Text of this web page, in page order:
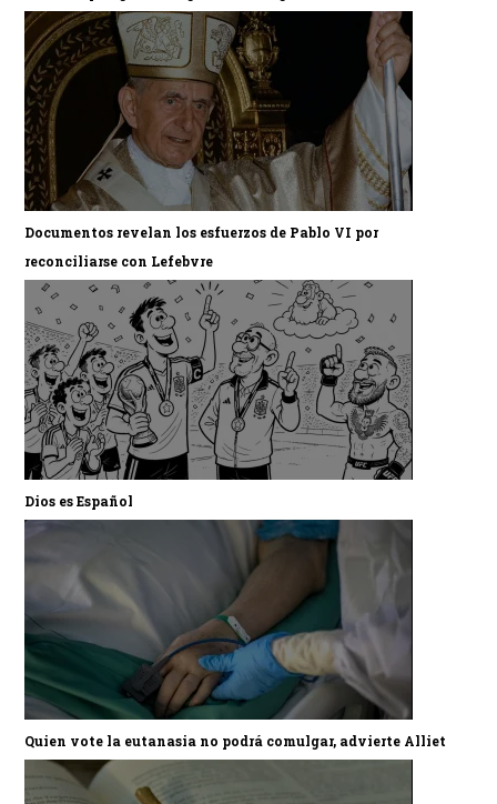
Documentos revelan los esfuerzos de Pablo VI por
reconciliarse con Lefebvre
Dios es Español
Quien vote la eutanasia no podrá comulgar, advierte Alliet